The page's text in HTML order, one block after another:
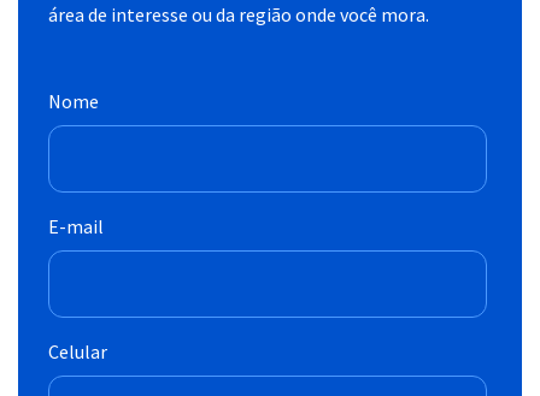
área de interesse ou da região onde você mora.
Nome
E-mail
Celular